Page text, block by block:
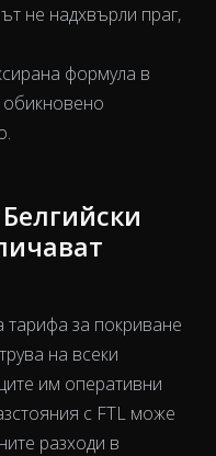
не надхвърли праг,
формула в
тарифа за покриване
на всеки
им оперативни
с FTL може
разходи в